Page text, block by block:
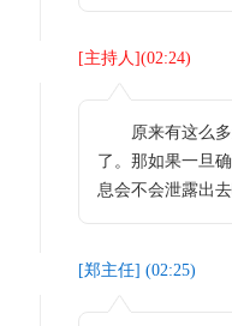
[主持人](02:24)
原来有这么多
了。那如果一旦
息会不会泄露出
[郑主任] (02:25)